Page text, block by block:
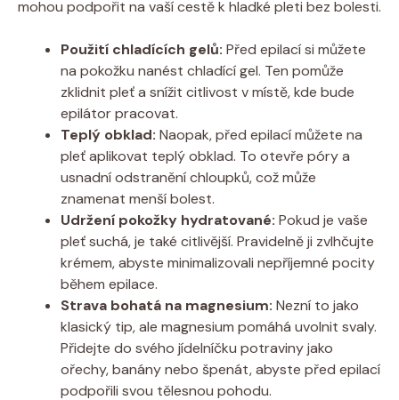
mohou podpořit ‍na vaší cestě k hladké ​pleti bez bolesti.
Použití chladících ⁣gelů: Před epilací si můžete⁣
na pokožku‍ nanést chladící gel. Ten pomůže
zklidnit pleť a snížit ⁤citlivost v místě, kde bude
epilátor​ pracovat.
Teplý obklad: Naopak, před epilací můžete na‍
pleť aplikovat‌ teplý​ obklad. ⁢To otevře ‍póry a
usnadní odstranění chloupků, což může
znamenat menší⁢ bolest.
Udržení⁢ pokožky hydratované: Pokud je vaše
pleť suchá, je také citlivější. Pravidelně ji zvlhčujte
krémem, abyste minimalizovali nepříjemné pocity
během epilace.
Strava bohatá na​ magnesium: Nezní to jako
klasický tip, ale‌ magnesium pomáhá uvolnit svaly.
Přidejte do svého jídelníčku potraviny ‍jako
ořechy,⁤ banány nebo‍ špenát,⁢ abyste před epilací
podpořili svou tělesnou pohodu.